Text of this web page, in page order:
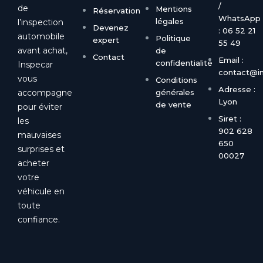
de
l’inspection
automobile
avant achat,
Inspecar
vous
accompagne
pour éviter
les
mauvaises
surprises et
acheter
votre
véhicule en
toute
confiance.
Réservation
Devenez
expert
Contact
Mentions
légales
Politique
de
confidentialité
Conditions
générales
de vente
/
WhatsApp
: 06 52 21
55 49
Email :
Adresse :
Lyon
Siret :
902 628
650
00027